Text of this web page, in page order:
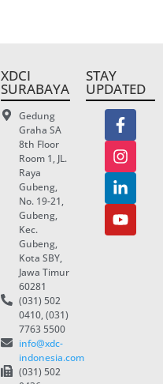
XDCI
SURABAYA
Gedung
Graha SA
8th Floor
Room 1, JL.
Raya
Gubeng,
No. 19-21,
Gubeng,
Kec.
Gubeng,
Kota SBY,
Jawa Timur
60281
(031) 502
0410, (031)
7763 5500
info@xdc-
indonesia.com
(031) 502
STAY
UPDATED